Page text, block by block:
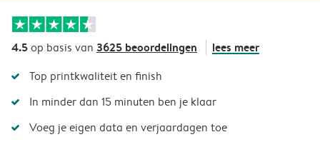
4.5op basis van 3625 beoordelingen lees meer
Top printkwaliteit en finish
In minder dan 15 minuten ben je klaar
Voeg je eigen data en verjaardagen toe